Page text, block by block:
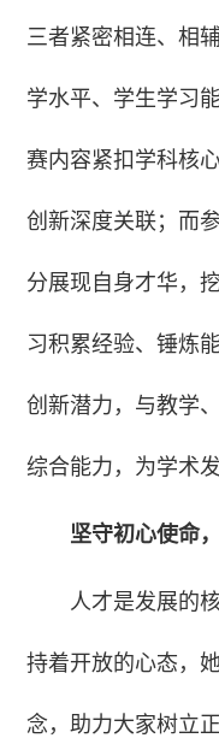
三者紧密相连、相
学水平、学生学习
赛内容紧扣学科核
创新深度关联；而
分展现自身才华，
习积累经验、锤炼
创新潜力，与教学
综合能力，为学术
坚守初心使命
人才是发展的
持着开放的心态，
念，助力大家树立